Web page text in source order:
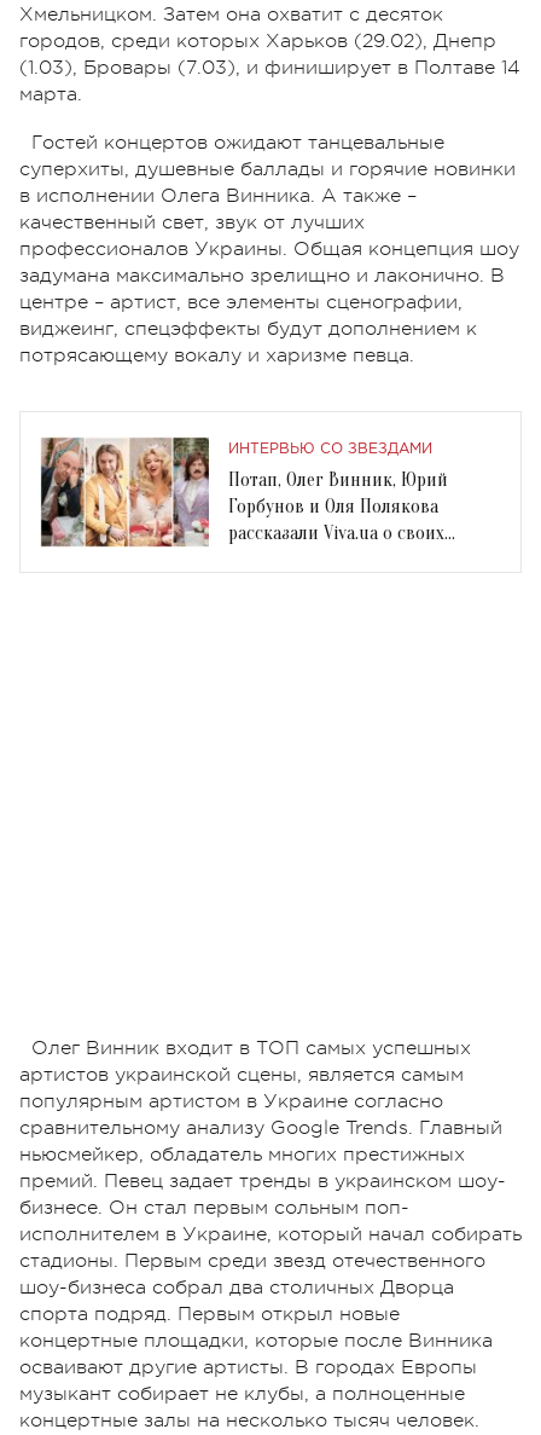
Хмельницком. Затем она охватит с десяток
городов, среди которых Харьков (29.02), Днепр
(1.03), Бровары (7.03), и финиширует в Полтаве 14
марта.
Гостей концертов ожидают танцевальные
суперхиты, душевные баллады и горячие новинки
в исполнении Олега Винника. А также –
качественный свет, звук от лучших
профессионалов Украины. Общая концепция шоу
задумана максимально зрелищно и лаконично. В
центре – артист, все элементы сценографии,
виджеинг, спецэффекты будут дополнением к
потрясающему вокалу и харизме певца.
ИНТЕРВЬЮ СО ЗВЕЗДАМИ
Потап, Олег Винник, Юрий
Горбунов и Оля Полякова
рассказали Viva.ua о своих
Олег Винник входит в ТОП самых успешных
артистов украинской сцены, является самым
популярным артистом в Украине согласно
сравнительному анализу Google Trends. Главный
ньюсмейкер, обладатель многих престижных
премий. Певец задает тренды в украинском шоу-
бизнесе. Он стал первым сольным поп-
исполнителем в Украине, который начал собирать
стадионы. Первым среди звезд отечественного
шоу-бизнеса собрал два столичных Дворца
спорта подряд. Первым открыл новые
концертные площадки, которые после Винника
осваивают другие артисты. В городах Европы
музыкант собирает не клубы, а полноценные
концертные залы на несколько тысяч человек.